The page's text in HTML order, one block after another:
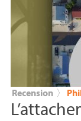
Recension 〉